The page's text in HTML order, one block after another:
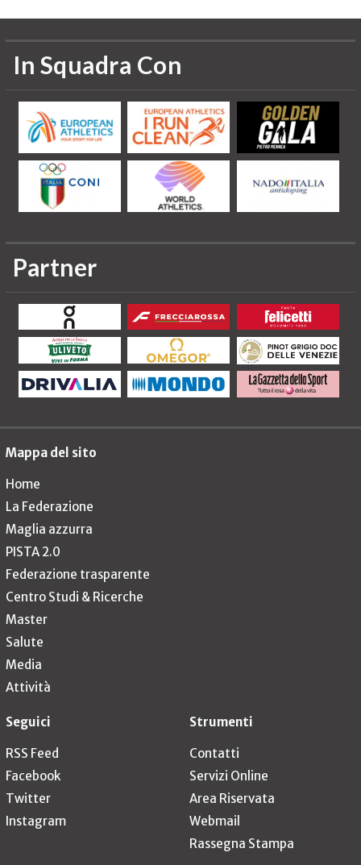
In Squadra Con
Partner
Mappa del sito
Home
La Federazione
Maglia azzurra
PISTA 2.0
Federazione trasparente
Centro Studi & Ricerche
Master
Salute
Media
Attività
Seguici
RSS Feed
Facebook
Twitter
Instagram
Strumenti
Contatti
Servizi Online
Area Riservata
Webmail
Rassegna Stampa